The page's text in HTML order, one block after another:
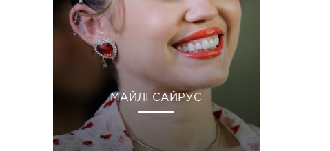
МАЙЛІ САЙРУС